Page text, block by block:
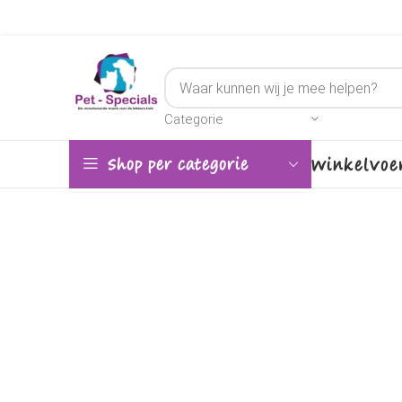
Categorie
Shop per categorie Winkel